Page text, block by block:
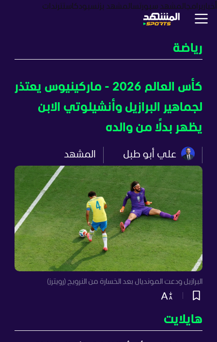
أخبار برامجالمشهد سبورتسالمشهد بزنسبودكاستترندات
رياضة
كأس العالم 2026 - ماركينيوس يعتذر
لجماهير البرازيل وأنشيلوتي الابن
يظهر بدلًا من والده
علي أبو طبل المشهد
البرازيل ودعت المونديال بعد الخسارة من النرويج (رويترز)
هايلايت